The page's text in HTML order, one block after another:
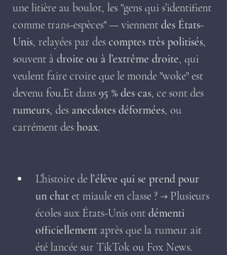
une litière au boulot, les "gens qui s’identifient
comme trans-espèces" — viennent des États-
Unis, relayées par des comptes très politisés,
souvent à droite ou à l’extrême droite, qui
veulent faire croire que le monde "woke" est
devenu fou.Et dans 95 % des cas, ce sont des
rumeurs, des anecdotes déformées, ou
carrément des hoax.
L’histoire de l’élève qui se prend pour
un chat et miaule en classe ? → Plusieurs
écoles aux États-Unis ont démenti
officiellement après que la rumeur ait
été lancée sur TikTok ou Fox News.